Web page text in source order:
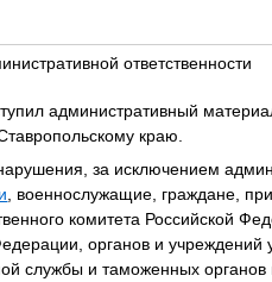
ответственности
административный
краю.
за исключением
, военнослужащие, граждане,
комитета Российской
органов и учреждений
службы и таможенных органов